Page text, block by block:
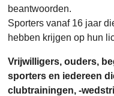
beantwoorden.
Sporters vanaf 16 jaar
hebben krijgen op hun
Vrijwilligers, ouders,
sporters en iedereen
clubtrainingen, -